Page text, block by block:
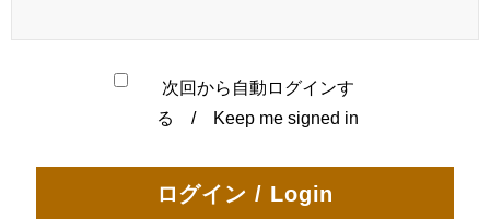
次回から自動ログインす
る / Keep me signed in